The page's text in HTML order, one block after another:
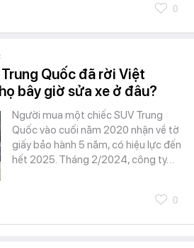
0
Quốc đã rời Việt
bây giờ sửa xe ở đâu?
Người mua một chiếc SUV Trung
Quốc vào cuối năm 2020 nhận về tờ
giấy bảo hành 5 năm, có hiệu lực đến
hết 2025. Tháng 2/2024, công ty…
0